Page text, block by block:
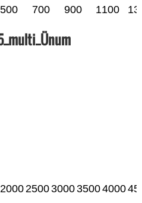
500 700 900 1100
20002500300035004000